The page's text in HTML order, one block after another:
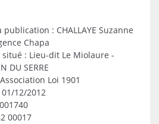
: CHALLAYE Suzanne
Chapa
situé : Lieu-dit Le Miolaure -
DU SERRE
Loi 1901
12/2012
00017